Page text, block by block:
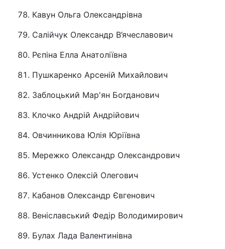
Кавун Ольга Олександрівна
Салійчук Олександр В’ячеславович
Рєпіна Елла Анатоліївна
Пушкаренко Арсеній Михайлович
Заблоцький Мар'ян Богданович
Клочко Андрій Андрійович
Овчинникова Юлія Юріївна
Мережко Олександр Олександрович
Устенко Олексій Олегович
Кабанов Олександр Євгенович
Веніславський Федір Володимирович
Булах Лада Валентинівна